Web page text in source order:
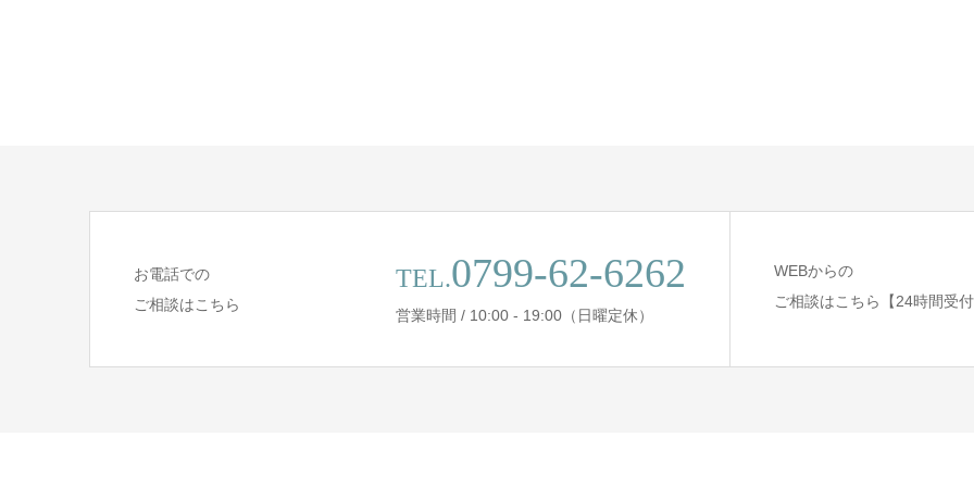
お電話での
ご相談はこちら
TEL.0799-62-6262
営業時間 / 10:00 - 19:00（日曜定休）
WEBからの
ご相談はこちら【24時間受付